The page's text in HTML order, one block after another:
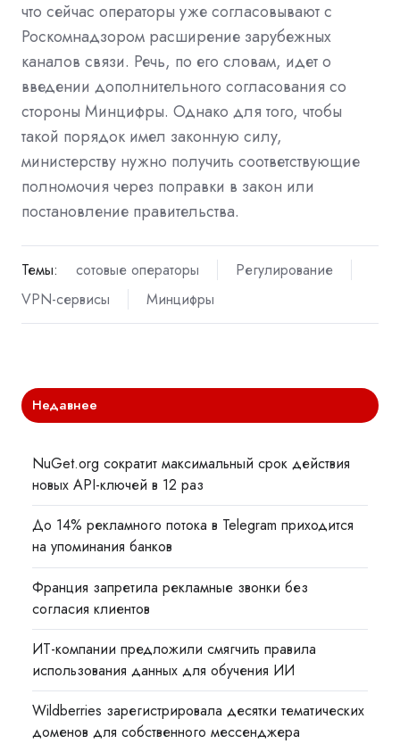
что сейчас операторы уже согласовывают с
Роскомнадзором расширение зарубежных
каналов связи. Речь, по его словам, идет о
введении дополнительного согласования со
стороны Минцифры. Однако для того, чтобы
такой порядок имел законную силу,
министерству нужно получить соответствующие
полномочия через поправки в закон или
постановление правительства.
Темы: сотовые операторы
Регулирование
VPN-сервисы
Минцифры
Недавнее
NuGet.org сократит максимальный срок действия
новых API-ключей в 12 раз
До 14% рекламного потока в Telegram приходится
на упоминания банков
Франция запретила рекламные звонки без
согласия клиентов
ИТ-компании предложили смягчить правила
использования данных для обучения ИИ
Wildberries зарегистрировала десятки тематических
доменов для собственного мессенджера